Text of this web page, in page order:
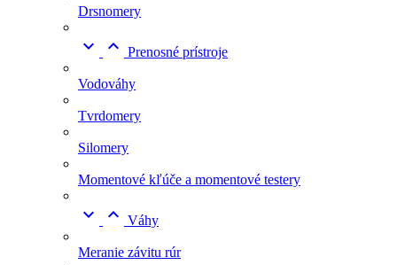
Drsnomery
  Prenosné prístroje
Vodováhy
Tvrdomery
Silomery
Momentové kľúče a momentové testery
  Váhy
Meranie závitu rúr